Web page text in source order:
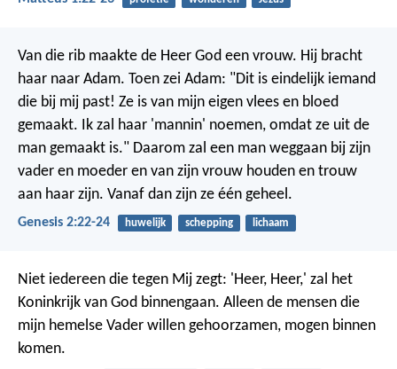
Van die rib maakte de Heer God een vrouw. Hij bracht
haar naar Adam. Toen zei Adam: "Dit is eindelijk iemand
die bij mij past! Ze is van mijn eigen vlees en bloed
gemaakt. Ik zal haar 'mannin' noemen, omdat ze uit de
man gemaakt is." Daarom zal een man weggaan bij zijn
vader en moeder en van zijn vrouw houden en trouw
aan haar zijn. Vanaf dan zijn ze één geheel.
Genesis 2:22-24 huwelijk schepping lichaam
Niet iedereen die tegen Mij zegt: 'Heer, Heer,' zal het
Koninkrijk van God binnengaan. Alleen de mensen die
mijn hemelse Vader willen gehoorzamen, mogen binnen
komen.